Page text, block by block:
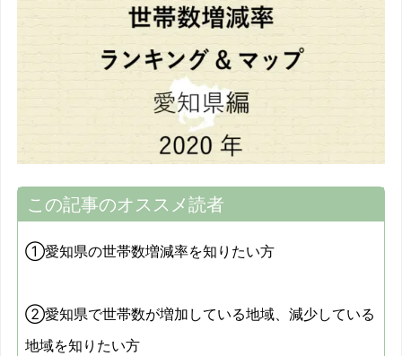
この記事のオススメ読者
①愛知県の世帯数増減率を知りたい方
②愛知県で世帯数が増加している地域、減少している
地域を知りたい方